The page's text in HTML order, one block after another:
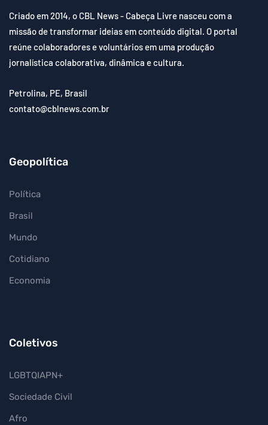
Criado em 2014, o CBL News - Cabeça Livre nasceu com a
missão de transformar ideias em conteúdo digital. O portal
reúne colaboradores e voluntários em uma produção
jornalística colaborativa, dinâmica e cultura.
Petrolina, PE, Brasil
contato@cblnews.com.br
Geopolítica
Política
Brasil
Mundo
Cotidiano
Economia
Coletivos
LGBTQIAPN+
Sociedade Civil
Afro